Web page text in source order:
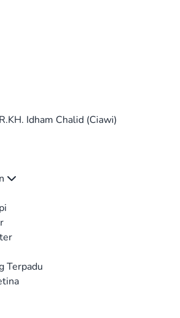
Idham Chalid (Ciawi)
Terpadu